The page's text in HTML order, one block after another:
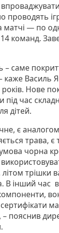
проводять
— по
команд.
саме
каже Василь
Нове
під час
дітей.
є
трава, є
чорна
трішки
В інший час
сертифікати
– пояснив